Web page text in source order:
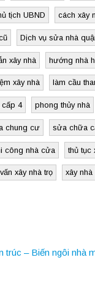
tịch UBND cách xây
Dịch vụ sửa nhà
xây nhà hướng nhà
xây nhà làm cầu
cấp 4 phong thủy nhà
chung cư sửa chữa
công nhà cửa thủ tục
xây nhà trọ xây nhà
trúc – Biến ngôi nhà